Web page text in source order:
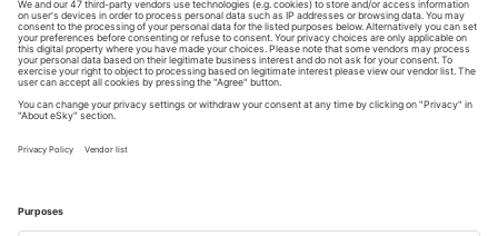
INSPIRATIE
Ce să vezi în Madrid? 5 recomandări de la
Timp de citire: 6 min